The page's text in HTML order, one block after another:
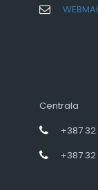
Centrala
+387
+387 32